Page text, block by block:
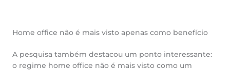
Home office não é mais visto apenas como benefício
A pesquisa também destacou um ponto interessante:
o regime home office não é mais visto como um